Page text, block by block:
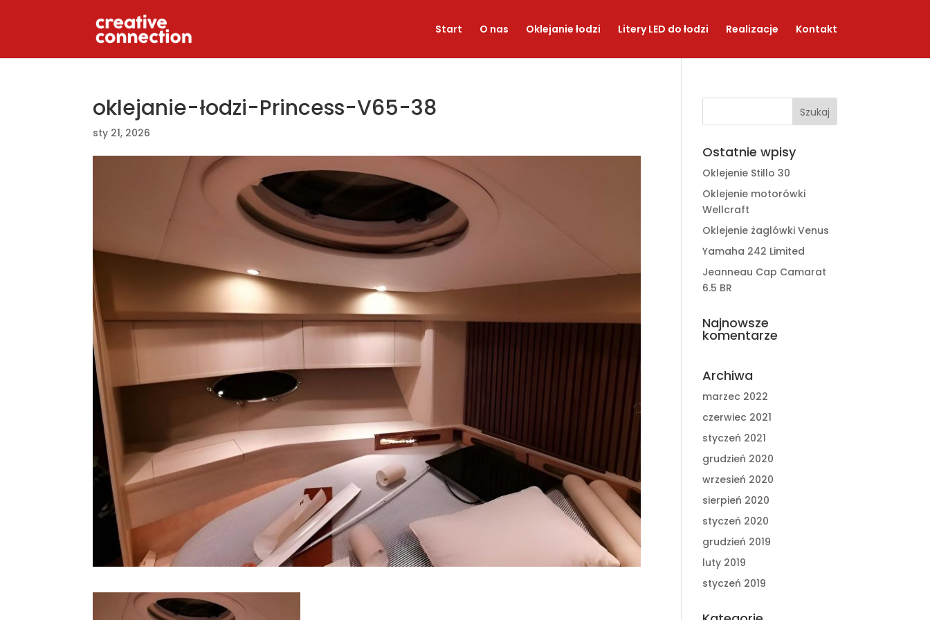
Start O nas Oklejanie łodzi Litery LED do łodzi Realizacje Kontakt
oklejanie-łodzi-Princess-V65-38
sty 21, 2026
Ostatnie wpisy
Oklejenie Stillo 30
Oklejenie motorówki
Wellcraft
Oklejenie żaglówki Venus
Yamaha 242 Limited
Jeanneau Cap Camarat
6.5 BR
Najnowsze
komentarze
Archiwa
marzec 2022
czerwiec 2021
styczeń 2021
grudzień 2020
wrzesień 2020
sierpień 2020
styczeń 2020
grudzień 2019
luty 2019
styczeń 2019